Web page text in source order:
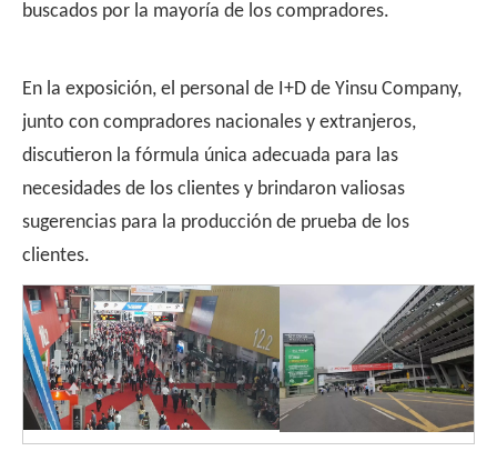
buscados por la mayoría de los compradores.
En la exposición, el personal de I+D de Yinsu Company,
junto con compradores nacionales y extranjeros,
discutieron la fórmula única adecuada para las
necesidades de los clientes y brindaron valiosas
sugerencias para la producción de prueba de los
clientes.